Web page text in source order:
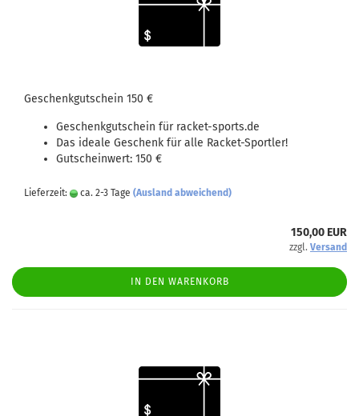
Geschenkgutschein 150 €
Geschenkgutschein für racket-sports.de
Das ideale Geschenk für alle Racket-Sportler!
Gutscheinwert: 150 €
Lieferzeit: ca. 2-3 Tage (Ausland abweichend)
150,00 EUR
zzgl. Versand
IN DEN WARENKORB